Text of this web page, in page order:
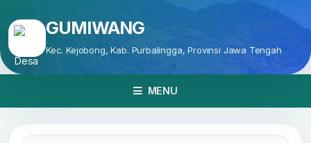
GUMIWANG
Kec. Kejobong, Kab. Purbalingga, Provinsi Jawa Tengah
MENU